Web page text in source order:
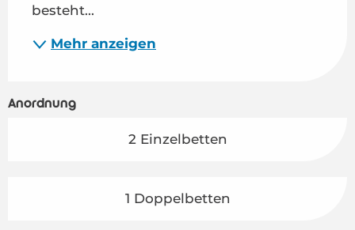
besteht...
Mehr anzeigen
Anordnung
2 Einzelbetten
1 Doppelbetten